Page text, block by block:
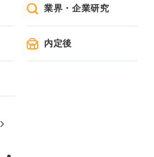
業界・企業研究
内定後